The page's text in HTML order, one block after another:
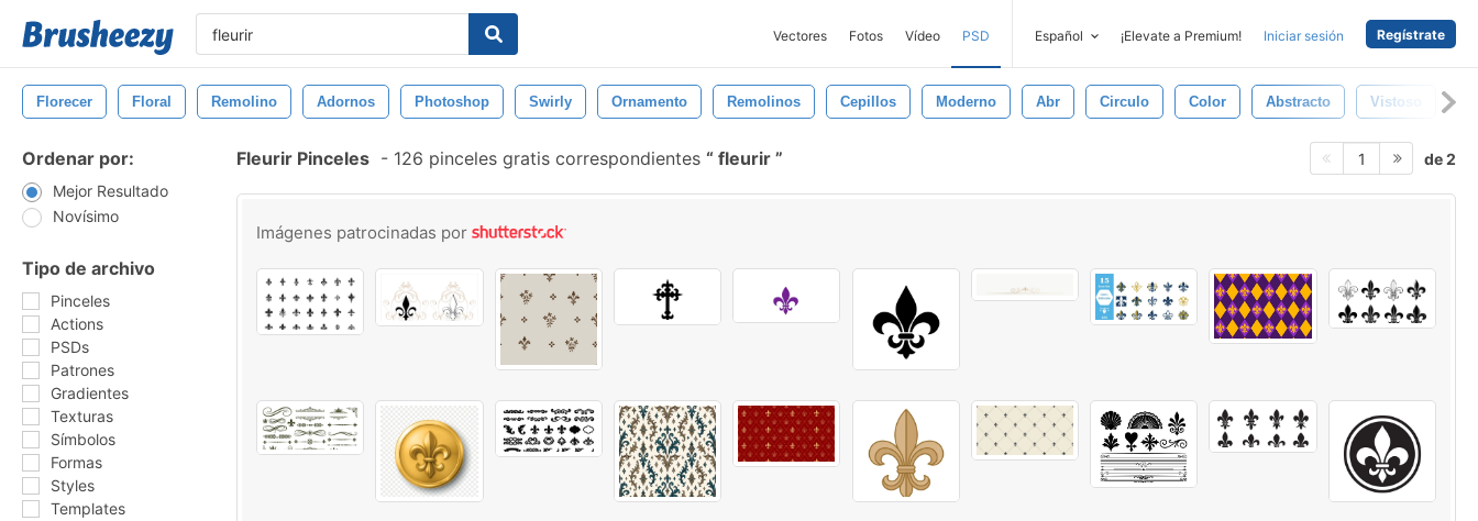
Vectores Fotos Vídeo PSD Español ¡Elevate a Premium! Iniciar sesión Regístrate
Florecer Floral Remolino Adornos Photoshop Swirly Ornamento Remolinos Cepillos Moderno Abr Circulo Color Abstracto Vistoso
Ordenar por:
Mejor Resultado
Novísimo
Tipo de archivo
Pinceles
Actions
PSDs
Patrones
Gradientes
Texturas
Símbolos
Formas
Styles
Templates
Fleurir Pinceles - 126 pinceles gratis correspondientes fleurir 1 de 2
Imágenes patrocinadas por